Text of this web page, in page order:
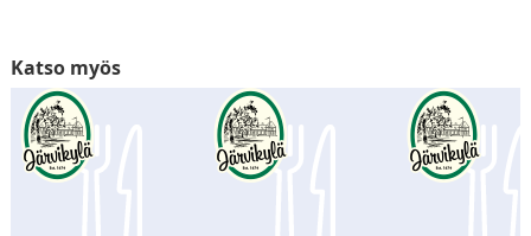
Katso myös